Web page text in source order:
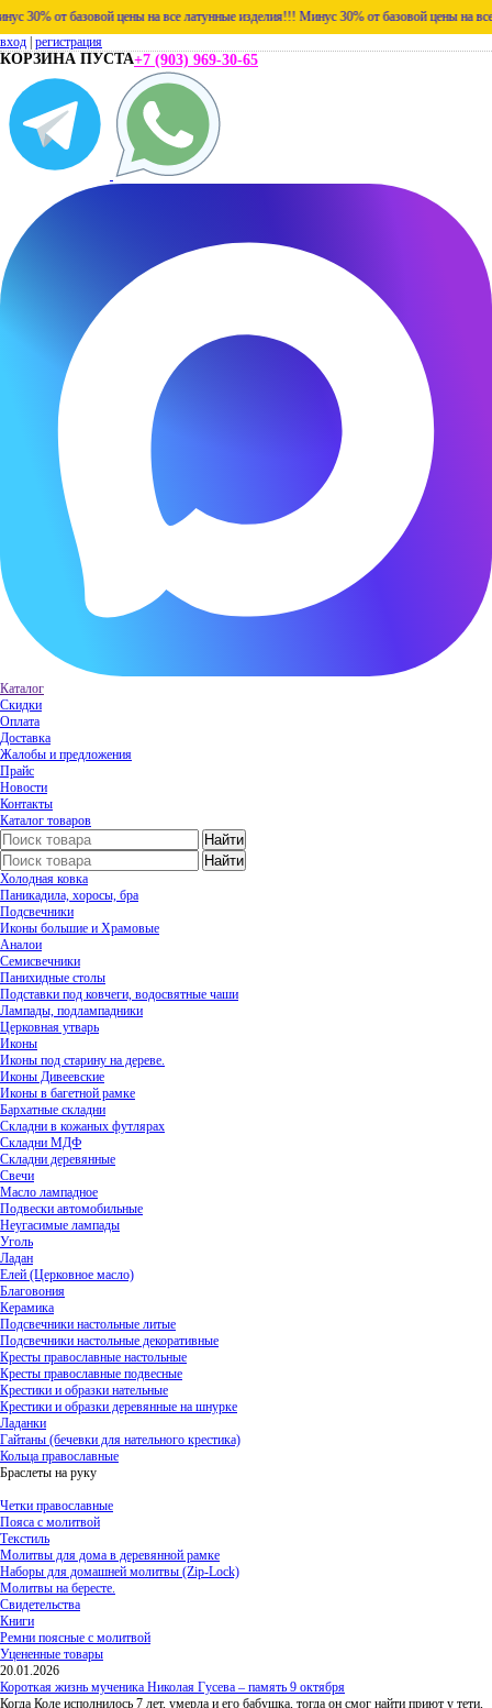
от базовой цены на все латунные изделия!!! Минус 30% от базовой цены на все
вход регистрация
КОРЗИНА ПУСТА+7 (903) 969-30-65
Каталог
Скидки
Оплата
Доставка
Жалобы и предложения
Прайс
Новости
Контакты
Каталог товаров
Холодная ковка
Паникадила, хоросы, бра
Подсвечники
Иконы большие и Храмовые
Аналои
Семисвечники
Панихидные столы
Подставки под ковчеги, водосвятные чаши
Лампады, подлампадники
Церковная утварь
Иконы
Иконы под старину на дереве.
Иконы Дивеевские
Иконы в багетной рамке
Бархатные складни
Складни в кожаных футлярах
Складни МДФ
Складни деревянные
Свечи
Масло лампадное
Подвески автомобильные
Неугасимые лампады
Уголь
Ладан
Елей (Церковное масло)
Благовония
Керамика
Подсвечники настольные литые
Подсвечники настольные декоративные
Кресты православные настольные
Кресты православные подвесные
Крестики и образки нательные
Крестики и образки деревянные на шнурке
Ладанки
Гайтаны (бечевки для нательного крестика)
Кольца православные
Браслеты на руку
Четки православные
Пояса с молитвой
Текстиль
Молитвы для дома в деревянной рамке
Наборы для домашней молитвы (Zip-Lock)
Молитвы на бересте.
Свидетельства
Книги
Ремни поясные с молитвой
Уцененные товары
20.01.2026
Короткая жизнь мученика Николая Гусева – память 9 октября
Когда Коле исполнилось 7 лет, умерла и его бабушка, тогда он смог найти приют у тети,